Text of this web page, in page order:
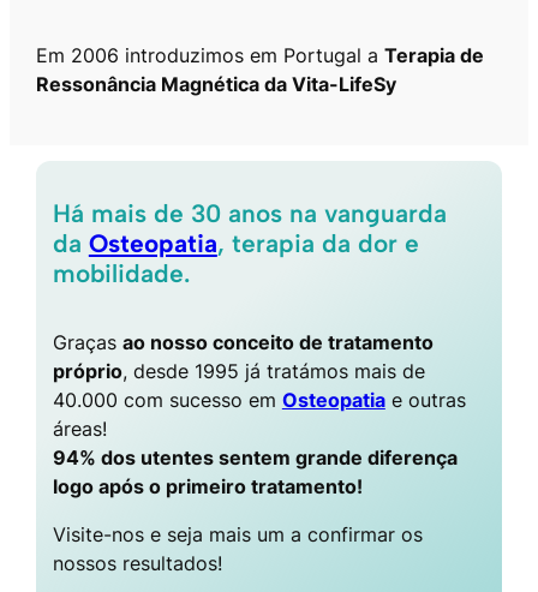
Em 2006 introduzimos em Portugal aTerapia de
Ressonância Magnética da Vita-LifeSy
Há mais de 30 anosna vanguarda
da Osteopatia, terapia da dor e
mobilidade.
Graças ao nosso conceito de tratamento
próprio, desde 1995 já tratámos mais de
40.000 com sucesso em Osteopatiae outras
áreas!
94% dos utentes sentem grande diferença
logo após o primeiro tratamento!
Visite-nos e seja mais um a confirmar os
nossos resultados!